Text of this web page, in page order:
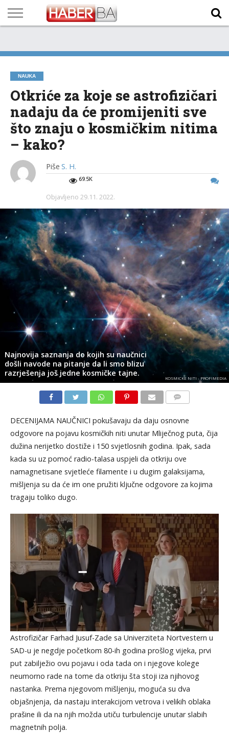
TECH
PROGRAM
PROGNOZA
PUTEVIMA
LISTA
NAMA
NAUKA
Otkriće za koje se astrofizičari
nadaju da će promijeniti sve
što znaju o kosmičkim nitima
– kako?
Piše S. H.
69.5K
Objavljeno 29.11. 2022.
Najnovija saznanja do kojih su naučnici
došli navode na pitanje da li smo blizu
razrješenja još jedne kosmičke tajne.
KOSMICKE NITI - PROFIMEDIA
DECENIJAMA NAUČNICI pokušavaju da daju osnovne
odgovore na pojavu kosmičkih niti unutar Mliječnog puta, čija
dužina nerijetko dostiže i 150 svjetlosnih godina. Ipak, sada
kada su uz pomoć radio-talasa uspjeli da otkriju ove
namagnetisane svjetleće filamente i u dugim galaksijama,
mišljenja su da će im one pružiti ključne odgovore za kojima
tragaju toliko dugo.
Astrofizičar Farhad Jusuf-Zade sa Univerziteta Nortvestern u
SAD-u je negdje početkom 80-ih godina prošlog vijeka, prvi
put zabilježio ovu pojavu i oda tada on i njegove kolege
neumorno rade na tome da otkriju šta stoji iza njihovog
nastanka. Prema njegovom mišljenju, moguća su dva
objašnjenja, da nastaju interakcijom vetrova i velikih oblaka
prašine ili da na njih možda utiču turbulencije unutar slabih
magnetnih polja.